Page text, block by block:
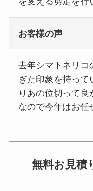
お客様の声
去年シマトネリコ
ぎた印象を持って
りあの位切って良
なので今年はお任
無料お見積